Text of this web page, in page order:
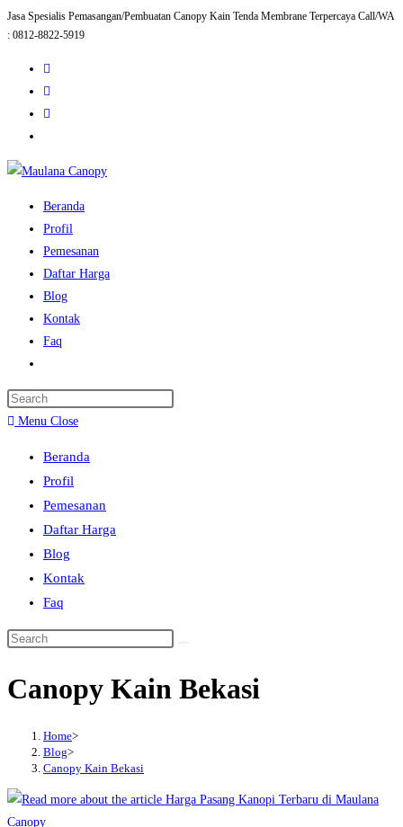
Skip
to
Jasa Spesialis Pemasangan/Pembuatan Canopy Kain Tenda Membrane Terpercaya Call/WA
: 0812-8822-5919
Beranda
Profil
Pemesanan
Daftar Harga
Blog
Kontak
Faq
search
Menu Close
Beranda
Profil
Pemesanan
Daftar Harga
Blog
Kontak
Faq
Search
website
Canopy Kain Bekasi
Home>
Blog>
Canopy Kain Bekasi